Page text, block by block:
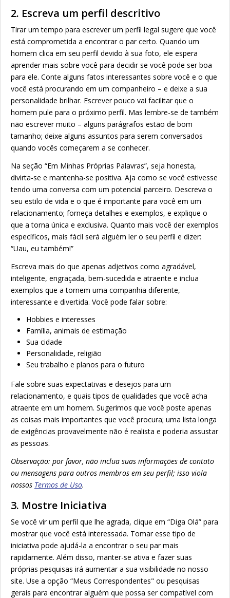
2. Escreva um perfil descritivo
Tirar um tempo para escrever um perfil legal sugere que você
está comprometida a encontrar o par certo. Quando um
homem clica em seu perfil devido à sua foto, ele espera
aprender mais sobre você para decidir se você pode ser boa
para ele. Conte alguns fatos interessantes sobre você e o que
você está procurando em um companheiro – e deixe a sua
personalidade brilhar. Escrever pouco vai facilitar que o
homem pule para o próximo perfil. Mas lembre-se de também
não escrever muito – alguns parágrafos estão de bom
tamanho; deixe alguns assuntos para serem conversados
quando vocês começarem a se conhecer.
Na seção “Em Minhas Próprias Palavras”, seja honesta,
divirta-se e mantenha-se positiva. Aja como se você estivesse
tendo uma conversa com um potencial parceiro. Descreva o
seu estilo de vida e o que é importante para você em um
relacionamento; forneça detalhes e exemplos, e explique o
que a torna única e exclusiva. Quanto mais você der exemplos
específicos, mais fácil será alguém ler o seu perfil e dizer:
“Uau, eu também!”
Escreva mais do que apenas adjetivos como agradável,
inteligente, engraçada, bem-sucedida e atraente e inclua
exemplos que a tornem uma companhia diferente,
interessante e divertida. Você pode falar sobre:
Hobbies e interesses
Família, animais de estimação
Sua cidade
Personalidade, religião
Seu trabalho e planos para o futuro
Fale sobre suas expectativas e desejos para um
relacionamento, e quais tipos de qualidades que você acha
atraente em um homem. Sugerimos que você poste apenas
as coisas mais importantes que você procura; uma lista longa
de exigências provavelmente não é realista e poderia assustar
as pessoas.
Observação: por favor, não inclua suas informações de contato
ou mensagens para outros membros em seu perfil; isso viola
nossos Termos de Uso.
3. Mostre Iniciativa
Se você vir um perfil que lhe agrada, clique em “Diga Olá” para
mostrar que você está interessada. Tomar esse tipo de
iniciativa pode ajudá-la a encontrar o seu par mais
rapidamente. Além disso, manter-se ativa e fazer suas
próprias pesquisas irá aumentar a sua visibilidade no nosso
site. Use a opção “Meus Correspondentes" ou pesquisas
gerais para encontrar alguém que possa ser compatível com